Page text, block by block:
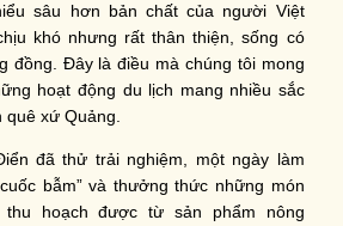
sâu hơn bản chất của người Việt
khó nhưng rất thân thiện, sống có
đồng. Đây là điều mà chúng tôi mong
hoạt động du lịch mang nhiều sắc
quê xứ Quảng.
đã thử trải nghiệm, một ngày làm
bẫm” và thưởng thức những món
hoạch được từ sản phẩm nông